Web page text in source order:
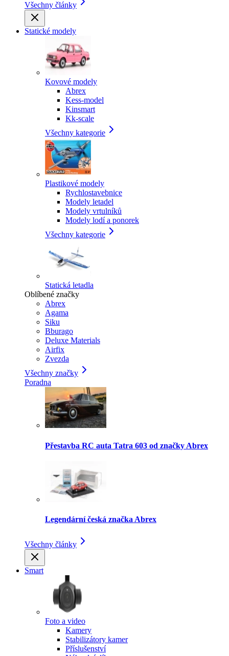
Všechny články
Statické modely
Kovové modely
Abrex
Kess-model
Kinsmart
Kk-scale
Všechny kategorie
Plastikové modely
Rychlostavebnice
Modely letadel
Modely vrtulníků
Modely lodí a ponorek
Všechny kategorie
Statická letadla
Oblíbené značky
Abrex
Agama
Siku
Bburago
Deluxe Materials
Airfix
Zvezda
Všechny značky
Poradna
Přestavba RC auta Tatra 603 od značky Abrex
Legendární česká značka Abrex
Všechny články
Smart
Foto a video
Kamery
Stabilizátory kamer
Příslušenství